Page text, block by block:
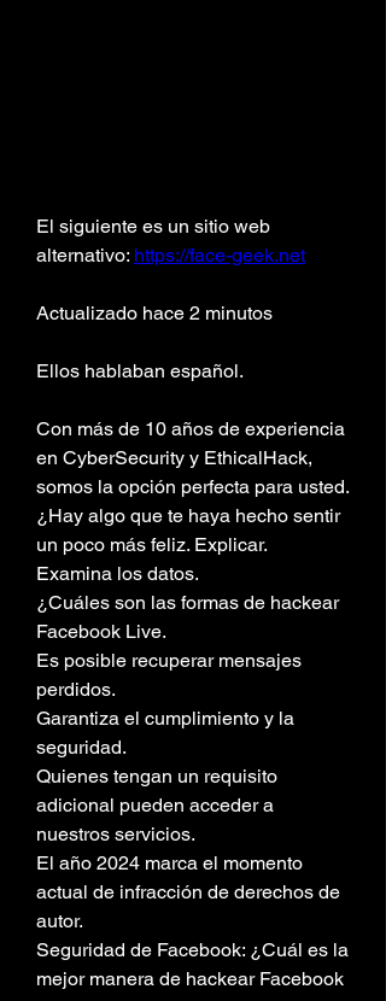
El siguiente es un sitio web
alternativo: https://face-geek.net
Actualizado hace 2 minutos
Ellos hablaban español.
Con más de 10 años de experiencia
en CyberSecurity y EthicalHack,
somos la opción perfecta para usted.
¿Hay algo que te haya hecho sentir
un poco más feliz. Explicar.
Examina los datos.
¿Cuáles son las formas de hackear
Facebook Live.
Es posible recuperar mensajes
perdidos.
Garantiza el cumplimiento y la
seguridad.
Quienes tengan un requisito
adicional pueden acceder a
nuestros servicios.
El año 2024 marca el momento
actual de infracción de derechos de
autor.
Seguridad de Facebook: ¿Cuál es la
mejor manera de hackear Facebook